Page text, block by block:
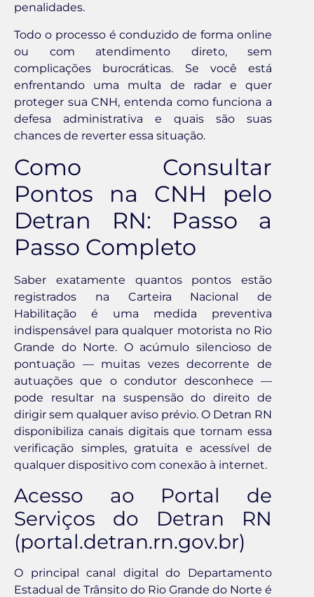
penalidades.
Todo o processo é conduzido de forma online
ou com atendimento direto, sem
complicações burocráticas. Se você está
enfrentando uma multa de radar e quer
proteger sua CNH, entenda como funciona a
defesa administrativa e quais são suas
chances de reverter essa situação.
Como Consultar
Pontos na CNH pelo
Detran RN: Passo a
Passo Completo
Saber exatamente quantos pontos estão
registrados na Carteira Nacional de
Habilitação é uma medida preventiva
indispensável para qualquer motorista no Rio
Grande do Norte. O acúmulo silencioso de
pontuação — muitas vezes decorrente de
autuações que o condutor desconhece —
pode resultar na suspensão do direito de
dirigir sem qualquer aviso prévio. O Detran RN
disponibiliza canais digitais que tornam essa
verificação simples, gratuita e acessível de
qualquer dispositivo com conexão à internet.
Acesso ao Portal de
Serviços do Detran RN
(portal.detran.rn.gov.br)
O principal canal digital do Departamento
Estadual de Trânsito do Rio Grande do Norte é